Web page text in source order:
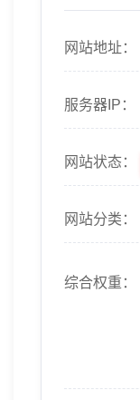
网站地址：
服务器IP：
网站状态：
网站分类：
综合权重：